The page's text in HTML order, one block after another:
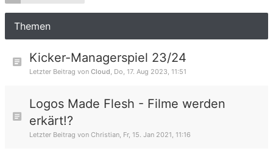
Themen
Kicker-Managerspiel 23/24
Letzter Beitrag von Cloud, Do, 17. Aug 2023, 11:51
Logos Made Flesh - Filme werden
erkärt!?
Letzter Beitrag von Christian, Fr, 15. Jan 2021, 11:16